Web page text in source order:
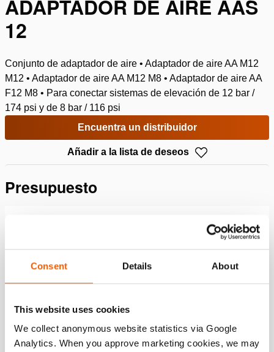
Consent Details About
This website uses cookies
We collect anonymous website statistics via Google
Analytics. When you approve marketing cookies, we may
ADAPTADOR DE AIRE AAS
12
Conjunto de adaptador de aire • Adaptador de aire AA M12
M12 • Adaptador de aire AA M12 M8 • Adaptador de aire AA
F12 M8 • Para conectar sistemas de elevación de 12 bar /
174 psi y de 8 bar / 116 psi
Encuentra un distribuidor
Añadir a la lista de deseos
Presupuesto
Número de artículo 151.000.223
modelo